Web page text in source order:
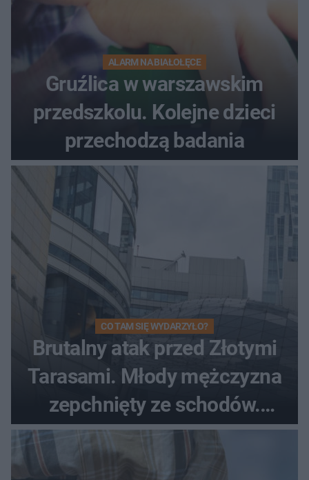
ALARM NA BIAŁOŁĘCE
Gruźlica w warszawskim
przedszkolu. Kolejne dzieci
przechodzą badania
CO TAM SIĘ WYDARZYŁO?
Brutalny atak przed Złotymi
Tarasami. Młody mężczyzna
zepchnięty ze schodów.
Szokujące nagranie krąży po
sieci